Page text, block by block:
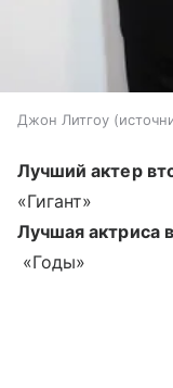
Джон Литгоу
Лучший актер
«Гигант»
Лучшая актриса
«Годы»